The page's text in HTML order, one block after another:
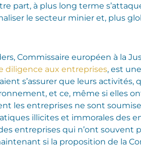
part, à plus long terme
le secteur minier et, plus
Commissaire européen à la
diligence aux entreprises, est
s’assurer que leurs activités,
et ce, même si elles
les entreprises ne sont
illicites et immorales des
entreprises qui n’ont souvent
si la proposition de la